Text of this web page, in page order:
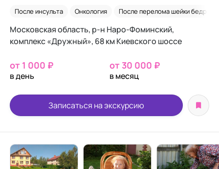
После инсульта Онкология После перелома шейки бедра
Московская область, р-н Наро-Фоминский,
комплекс «Дружный», 68 км Киевского шоссе
от 1 000 ₽
в день
от 30 000 ₽
в месяц
Записаться на экскурсию